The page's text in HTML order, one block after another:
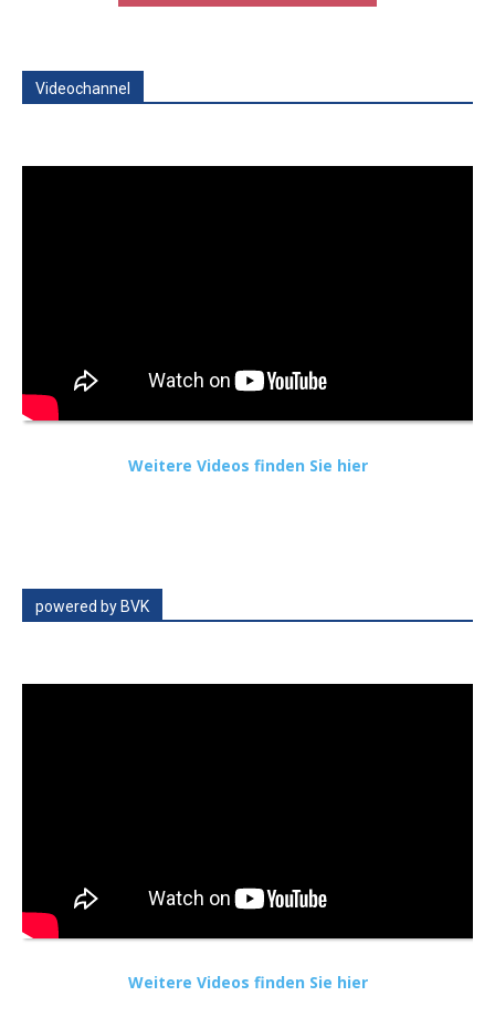
Videochannel
Weitere Videos finden Sie hier
powered by BVK
Weitere Videos finden Sie hier